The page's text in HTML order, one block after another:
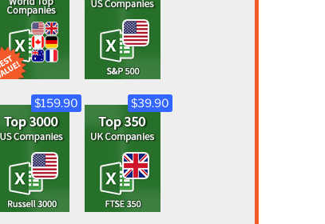
$159.90 $39.90